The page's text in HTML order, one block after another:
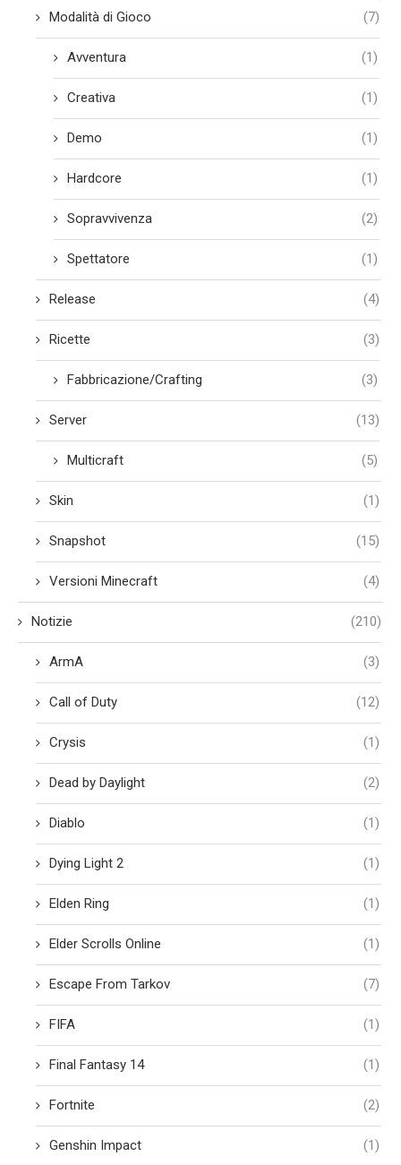
Modalità di Gioco (7)
Avventura (1)
Creativa (1)
Demo (1)
Hardcore (1)
Sopravvivenza (2)
Spettatore (1)
Release (4)
Ricette (3)
Fabbricazione/Crafting (3)
Server (13)
Multicraft (5)
Skin (1)
Snapshot (15)
Versioni Minecraft (4)
Notizie (210)
ArmA (3)
Call of Duty (12)
Crysis (1)
Dead by Daylight (2)
Diablo (1)
Dying Light 2 (1)
Elden Ring (1)
Elder Scrolls Online (1)
Escape From Tarkov (7)
FIFA (1)
Final Fantasy 14 (1)
Fortnite (2)
Genshin Impact (1)